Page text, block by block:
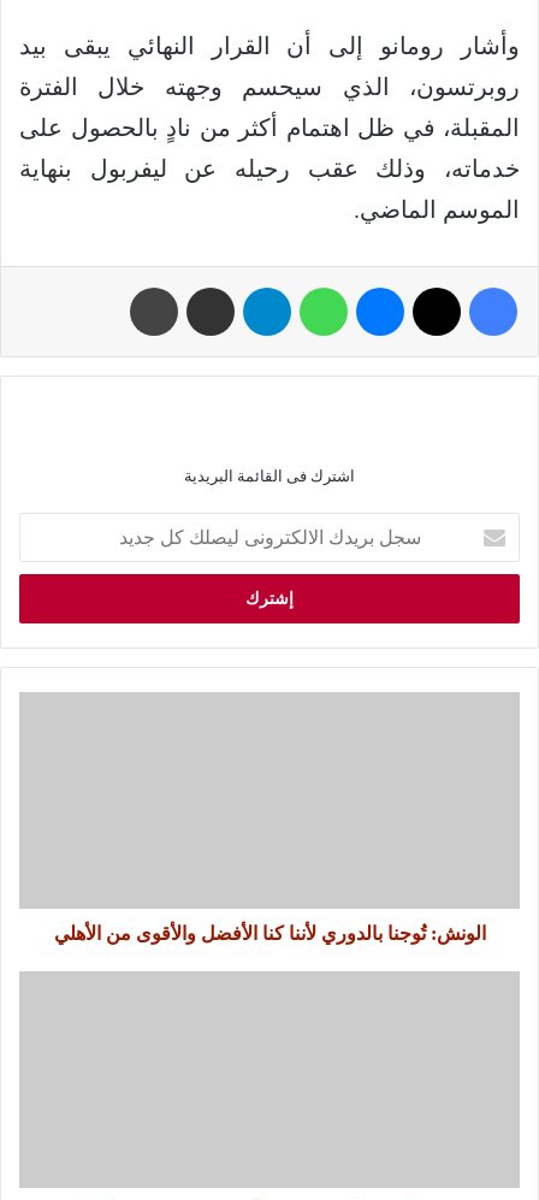
وأشار رومانو إلى أن القرار النهائي يبقى بيد
روبرتسون، الذي سيحسم وجهته خلال الفترة
المقبلة، في ظل اهتمام أكثر من نادٍ بالحصول على
خدماته، وذلك عقب رحيله عن ليفربول بنهاية
الموسم الماضي.
اشترك فى القائمة البريدية
الونش: تُوجنا بالدوري لأننا كنا الأفضل والأقوى من الأهلي